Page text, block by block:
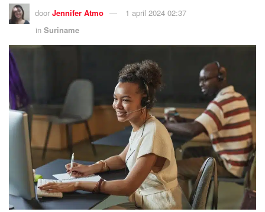
door Jennifer Atmo
1 april 2024 02:37
in Suriname